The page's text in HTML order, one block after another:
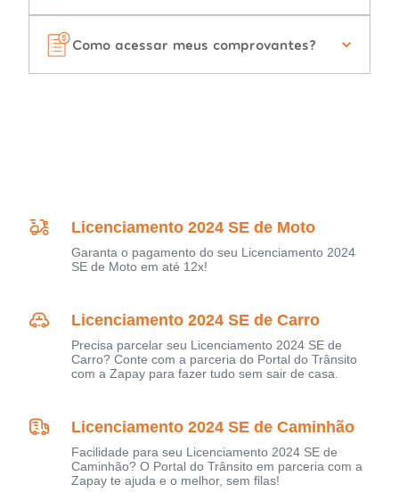
Como acessar meus comprovantes?
Licenciamento 2024 SE de Moto
Garanta o pagamento do seu Licenciamento 2024
SE de Moto em até 12x!
Licenciamento 2024 SE de Carro
Precisa parcelar seu Licenciamento 2024 SE de
Carro? Conte com a parceria do Portal do Trânsito
com a Zapay para fazer tudo sem sair de casa.
Licenciamento 2024 SE de Caminhão
Facilidade para seu Licenciamento 2024 SE de
Caminhão? O Portal do Trânsito em parceria com a
Zapay te ajuda e o melhor, sem filas!